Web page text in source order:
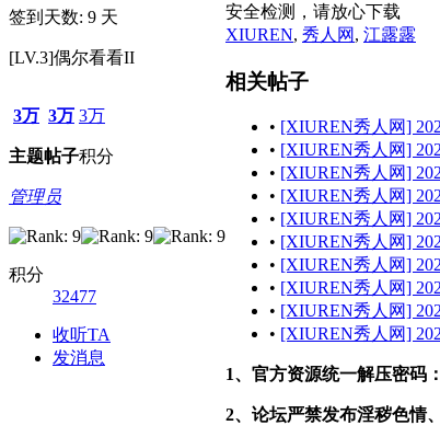
签到天数: 9 天
[LV.3]偶尔看看II
3万
主题
3万
帖子
3万
积分
管理员
积分
32477
收听TA
发消息
安全检测，请放心下载
XIUREN, 秀人网 , 江露露
相关帖子
• [XIUREN秀人网]
• [XIUREN秀人网]
• [XIUREN秀人网]
• [XIUREN秀人网]
• [XIUREN秀人网]
• [XIUREN秀人网]
• [XIUREN秀人网]
• [XIUREN秀人网]
• [XIUREN秀人网]
• [XIUREN秀人网]
1、官方资源统一解压密码
2、论坛严禁发布淫秽色情